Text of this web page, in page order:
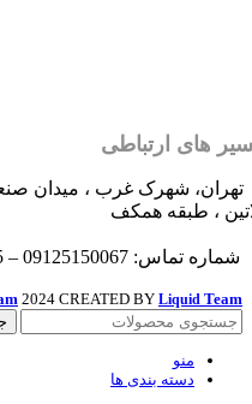
های ارتباطی
تهران، شهرک غرب ، میدان
، طبقه همکف
شماره تماس: 09125150067 – 02186091375
2024 CREATED BY Liquid Team
منو
دسته بندی ها